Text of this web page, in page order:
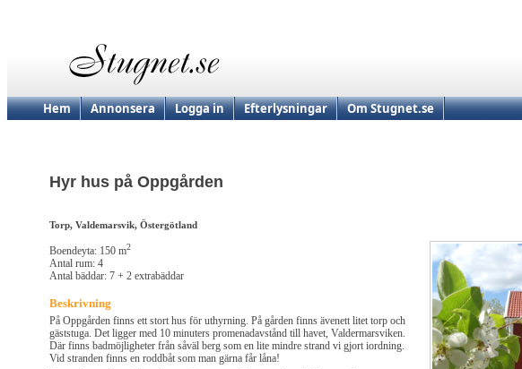
Hem Annonsera Logga in Efterlysningar Om Stugnet.se
Hyr hus på Oppgården
Torp, Valdemarsvik, Östergötland
Boendeyta: 150 m2
Antal rum: 4
Antal bäddar: 7 + 2 extrabäddar
Beskrivning
På Oppgården finns ett stort hus för uthyrning. På gården finns ävenett litet torp och
gäststuga. Det ligger med 10 minuters promenadavstånd till havet, Valdermarsviken.
Där finns badmöjligheter från såväl berg som en lite mindre strand vi gjort iordning.
Vid stranden finns en roddbåt som man gärna får låna!